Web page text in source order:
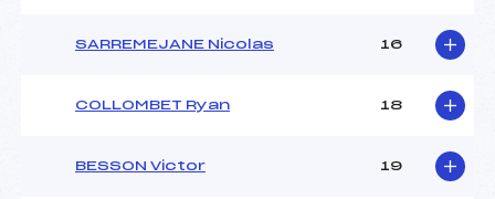
SARREMEJANE Nicolas 16
COLLOMBET Ryan 18
BESSON Victor 19